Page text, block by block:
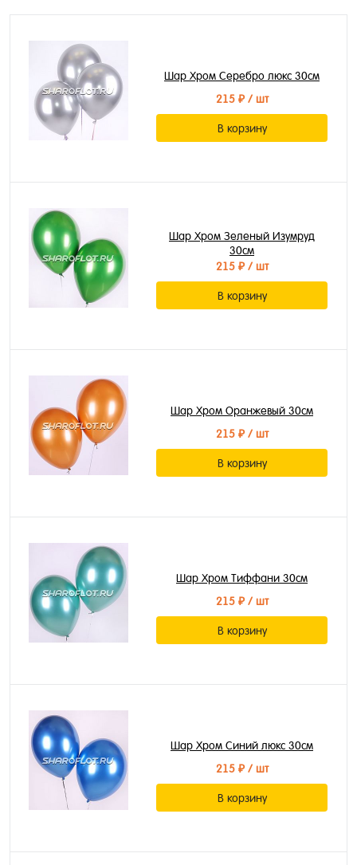
Шар Хром Серебро люкс 30см
215 ₽/ шт
В корзину
Шар Хром Зеленый Изумруд
30см
215 ₽/ шт
В корзину
Шар Хром Оранжевый 30см
215 ₽/ шт
В корзину
Шар Хром Тиффани 30см
215 ₽/ шт
В корзину
Шар Хром Синий люкс 30см
215 ₽/ шт
В корзину